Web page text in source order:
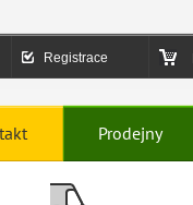
Registrace
Prodejny